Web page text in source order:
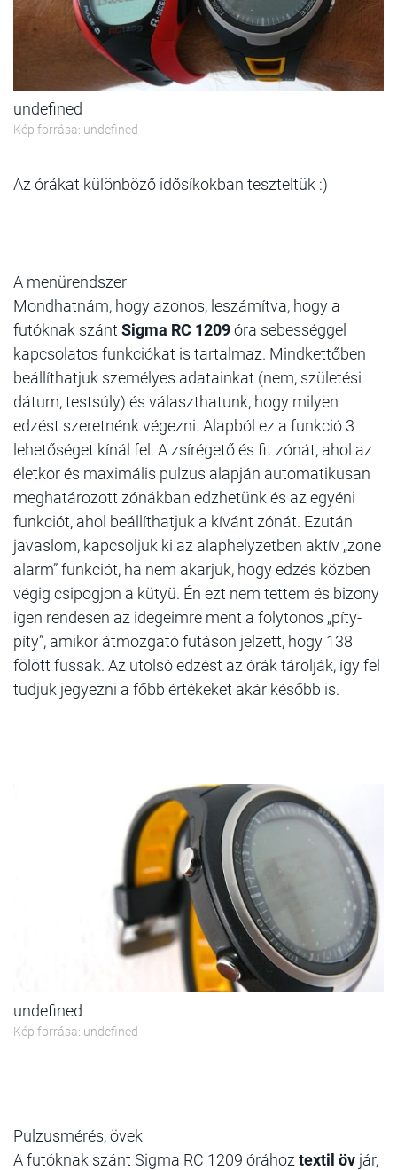
undefined
Kép forrása: undefined
Az órákat különböző idősíkokban teszteltük :)
A menürendszer
Mondhatnám, hogy azonos, leszámítva, hogy a
futóknak szánt Sigma RC 1209óra sebességgel
kapcsolatos funkciókat is tartalmaz. Mindkettőben
beállíthatjuk személyes adatainkat (nem, születési
dátum, testsúly) és választhatunk, hogy milyen
edzést szeretnénk végezni. Alapból ez a funkció 3
lehetőséget kínál fel. A zsírégető és fit zónát, ahol az
életkor és maximális pulzus alapján automatikusan
meghatározott zónákban edzhetünk és az egyéni
funkciót, ahol beállíthatjuk a kívánt zónát. Ezután
javaslom, kapcsoljuk ki az alaphelyzetben aktív „zone
alarm” funkciót, ha nem akarjuk, hogy edzés közben
végig csipogjon a kütyü. Én ezt nem tettem és bizony
igen rendesen az idegeimre ment a folytonos „píty-
píty”, amikor átmozgató futáson jelzett, hogy 138
fölött fussak. Az utolsó edzést az órák tárolják, így fel
tudjuk jegyezni a főbb értékeket akár később is.
undefined
Kép forrása: undefined
Pulzusmérés, övek
A futóknak szánt Sigma RC 1209 órához textil öv jár,